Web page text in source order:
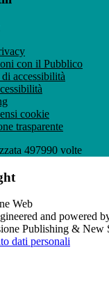
con il Pubblico
accessibilità
cookie
trasparente
497990 volte
and powered
Publishing & New
dati personali